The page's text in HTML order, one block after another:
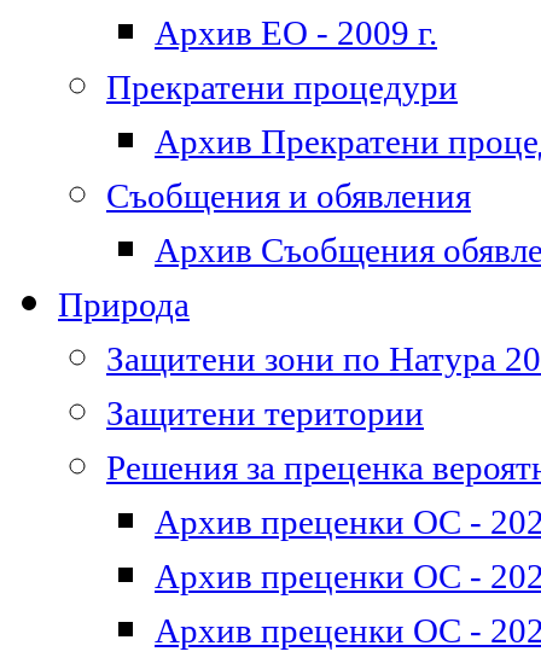
Архив ЕО - 2009 г.
Прекратени процедури
Архив Прекратени
Съобщения и обявления
Архив Съобщения
Природа
Защитени зони по Натура
Защитени територии
Решения за преценка
Архив преценки ОС -
Архив преценки ОС -
Архив преценки ОС -